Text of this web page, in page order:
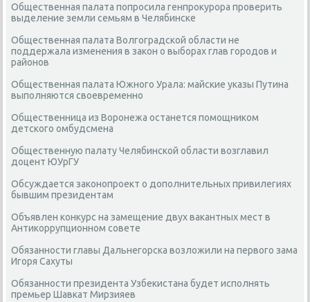
Общественная палата попросила генпрокурора проверить
выделение земли семьям в Челябинске
Общественная палата Волгоградской области не
поддержала изменения в закон о выборах глав городов и
районов
Общественная палата Южного Урала: майские указы Путина
выполняются своевременно
Общественница из Воронежа останется помощником
детского омбудсмена
Общественную палату Челябинской области возглавил
доцент ЮУрГУ
Обсуждается законопроект о дополнительных привилегиях
бывшим президентам
Объявлен конкурс на замещение двух вакантных мест в
Антикоррупционном совете
Обязанности главы Дальнегорска возложили на первого зама
Игоря Сахуты
Обязанности президента Узбекистана будет исполнять
премьер Шавкат Мирзияев